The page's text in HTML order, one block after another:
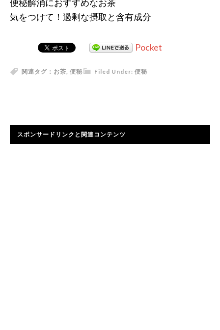
便秘解消におすすめなお茶
気をつけて！過剰な摂取と含有成分
Pocket
Filed Under: 便秘
関連タグ： お茶, 便秘
スポンサードリンクと関連コンテンツ